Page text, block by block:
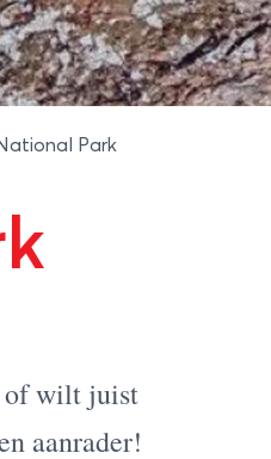
Park
of wilt juist
aanrader!